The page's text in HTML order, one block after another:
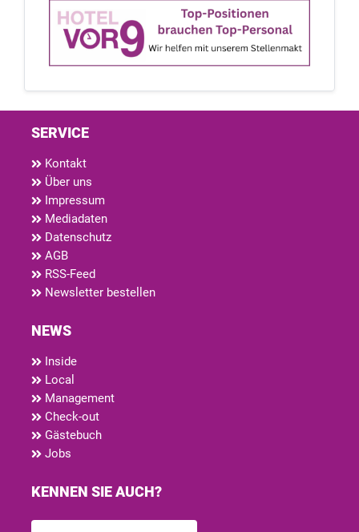
SERVICE
Kontakt
Über uns
Impressum
Mediadaten
Datenschutz
AGB
RSS-Feed
Newsletter bestellen
NEWS
Inside
Local
Management
Check-out
Gästebuch
Jobs
KENNEN SIE AUCH?